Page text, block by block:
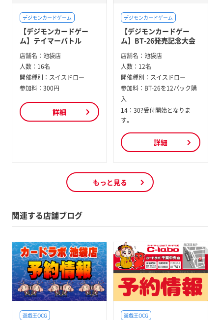
デジモンカードゲーム
【デジモンカードゲー
ム】テイマーバトル
店舗名： 池袋店
人数： 16名
開催種別： スイスドロー
参加料： 300円
詳細
デジモンカードゲーム
【デジモンカードゲー
ム】BT-26発売記念大会
店舗名： 池袋店
人数： 12名
開催種別： スイスドロー
参加料： BT-26を12パック購
入
14：30?受付開始となりま
す。
詳細
もっと見る
関連する店舗ブログ
遊戯王OCG 遊戯王OCG